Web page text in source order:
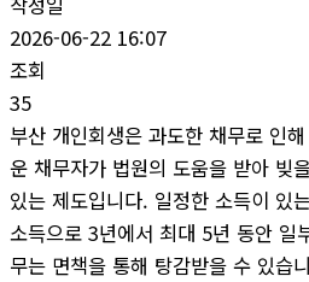
2026-06-22 16:07
조회
35
부산 개인회생은 과도한 채무로 인
운 채무자가 법원의 도움을 받아 빚
있는 제도입니다. 일정한 소득이 있
소득으로 3년에서 최대 5년 동안 일
무는 면책을 통해 탕감받을 수 있습